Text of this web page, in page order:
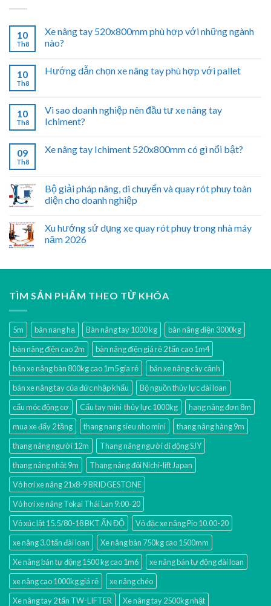
10
Th8
Xe nâng tay 520x800mm phù hợp với những ngành
nào?
10
Th8
Hướng dẫn chọn xe nâng tay phù hợp với pallet
10
Th8
Vì sao doanh nghiệp nên đầu tư xe nâng tay
Ichiment?
09
Th8
Xe nâng tay Ichiment 520x800mm có gì nổi bật?
Bộ giải pháp nâng, di chuyển và quay rót phuy toàn
diện cho doanh nghiệp
Xu hướng sử dụng xe quay rót phuy trong nhà máy
năm 2026
TÌM SẢN PHẨM THEO TỪ KHÓA
5m bàn nang hạ Bàn nâng tay 1000 kg
bàn nâng điện 3000kg
bàn nâng điện cao 2m
bàn nâng điện giá rẻ 2 tấn cao 1m4
bán xe nâng bàn 800kg cao 1m5 gía rẻ
bán xe nâng cây cảnh
bán xe nâng tay của đức nhập khẩu
Bộ nguồn thủy lực đài loan
cẩu móc động cơ
Cẩu tay mini thủy lực 1000kg
hang nâng đơn 8m
mua xe đẩy 2 tầng
thang nang sieu nho mini
thang nâng hàng 9m
thang nâng người 12m
Thang nâng người di động SJY
thang nâng nhật 9m
Thang nâng đôi Nichi-lift Japan
Vỏ hơi xe nâng 21x8-9 BRIDGESTONE
Vỏ hơi xe nâng Tokai Thái Lan 9.00-20
Vỏ xúc lật 15.5/80-18 BKT ẤN ĐỘ
Vỏ đặc xe nâng Pio 10.00-20
xe nâng 3.0 tấn đài loan
Xe nâng bàn 750kg cao 1500mm
Xe nâng bán tự động 1500 kg cao 1m6
xe nâng bán tự động đài loan
xe nâng cao 1000kg giá rẻ
xe nâng chéo
Xe nâng tay 2 tấn TW-LIFTER
Xe nâng tay 2500kg nhật